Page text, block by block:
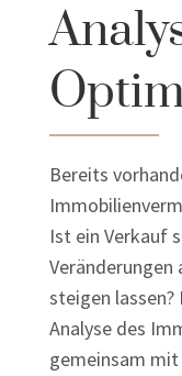
Bereits
Ist ein Verkauf
steigen lassen?
Analyse des
gemeinsam